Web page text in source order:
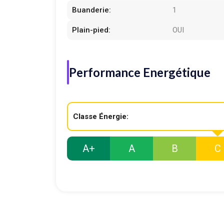
Buanderie: 1
Plain-pied: OUI
Performance Energétique
Classe Énergie:
A+ A B C